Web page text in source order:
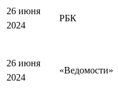
26 июня
2024
РБК
26 июня
2024
«Ведомости»